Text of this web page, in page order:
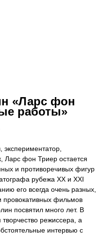
«Ларс фон
работы»
Ларс фон Триер остается
и противоречивых фигур
рубежа XX и XXI
его всегда очень разных,
фильмов
посвятил много лет. В
творчество режиссера, а
интервью с